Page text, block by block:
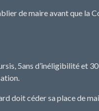
de maire avant que la
5ans d’inéligibilité et
doit céder sa place de